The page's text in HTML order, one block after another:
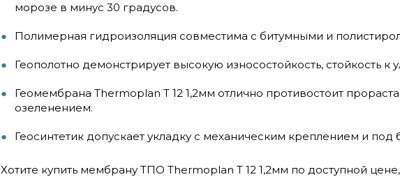
морозе в минус 30 градусов.
Полимерная гидроизоляция совместима с битумными и
Геополотно демонстрирует высокую износостойкость, стойкость
Геомембрана Thermoplan T 12 1,2мм отлично противостоит
озеленением.
Геосинтетик допускает укладку с механическим креплением и под
Хотите купить мембрану ТПО Thermoplan T 12 1,2мм по доступной